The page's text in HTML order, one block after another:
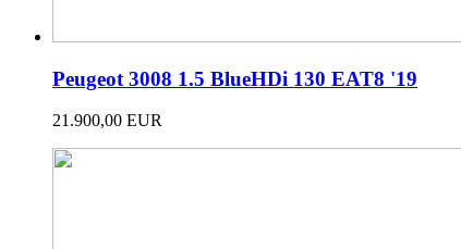
Peugeot 3008 1.5 BlueHDi 130 EAT8 '19
21.900,00 EUR